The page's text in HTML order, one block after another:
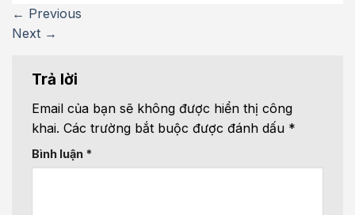
← Previous
Next →
Trả lời
Email của bạn sẽ không được hiển thị công
khai. Các trường bắt buộc được đánh dấu *
Bình luận *